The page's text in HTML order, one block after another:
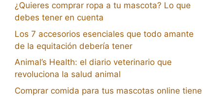
¿Quieres comprar ropa a tu mascota? Lo que
debes tener en cuenta
Los 7 accesorios esenciales que todo amante
de la equitación debería tener
Animal’s Health: el diario veterinario que
revoluciona la salud animal
Comprar comida para tus mascotas online tiene